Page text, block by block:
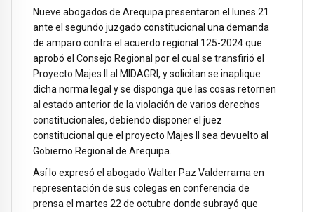
Nueve abogados de Arequipa presentaron el lunes 21
ante el segundo juzgado constitucional una demanda
de amparo contra el acuerdo regional 125-2024 que
aprobó el Consejo Regional por el cual se transfirió el
Proyecto Majes II al MIDAGRI, y solicitan se inaplique
dicha norma legal y se disponga que las cosas retornen
al estado anterior de la violación de varios derechos
constitucionales, debiendo disponer el juez
constitucional que el proyecto Majes II sea devuelto al
Gobierno Regional de Arequipa.
Así lo expresó el abogado Walter Paz Valderrama en
representación de sus colegas en conferencia de
prensa el martes 22 de octubre donde subrayó que